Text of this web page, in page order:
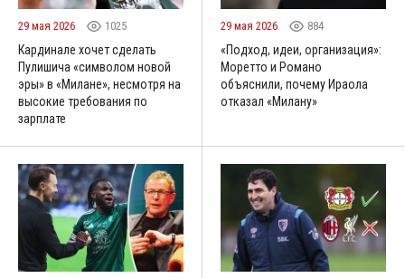
29 мая 2026 1025
Кардинале хочет сделать
Пулишича «символом новой
эры» в «Милане», несмотря на
высокие требования по
зарплате
29 мая 2026 884
«Подход, идеи, организация»:
Моретто и Романо
объяснили, почему Ираола
отказал «Милану»